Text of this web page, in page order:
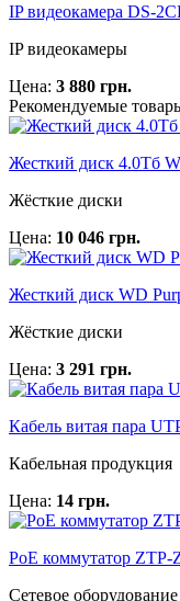
IP видеокамера DS-
IP видеокамеры
Цена: 3 880 грн.
Рекомендуемые
Жесткий диск 4.0Тб
Жёсткие диски
Цена: 10 046 грн.
Жесткий диск WD
Жёсткие диски
Цена: 3 291 грн.
Кабель витая пара
Кабельная продукция
Цена: 14 грн.
PoE коммутатор ZTP-
Сетевое оборудование